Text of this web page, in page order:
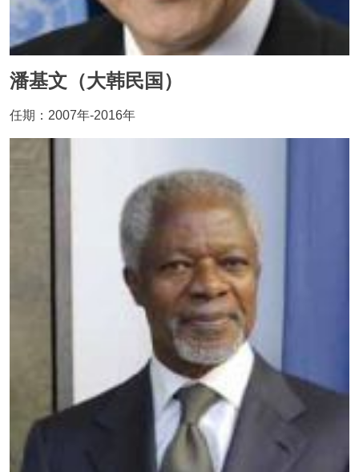
潘基文（大韩民国）
任期：2007年-2016年